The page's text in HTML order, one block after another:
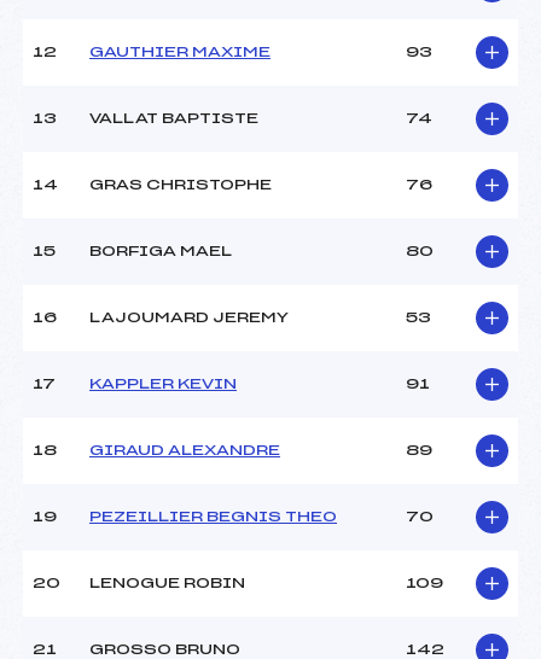
Ouvreurs B :
Ouvreurs D :
Température arrivée :
+1
MIN->MAS
12 GAUTHIER MAXIME 93
13 VALLAT BAPTISTE 74
14 GRAS CHRISTOPHE 76
15 BORFIGA MAEL 80
16 LAJOUMARD JEREMY 53
17 KAPPLER KEVIN 91
18 GIRAUD ALEXANDRE 89
19 PEZEILLIER BEGNIS THEO 70
20 LENOGUE ROBIN 109
21 GROSSO BRUNO 142